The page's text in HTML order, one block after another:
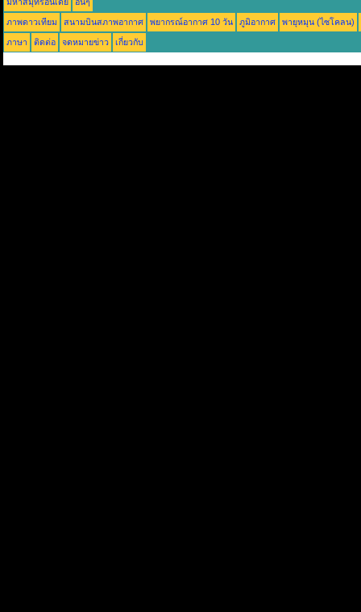
ภาพดาวเทียม สนามบินสภาพอากาศ พยากรณ์อากาศ 10 วัน ภูมิอากาศ พายุหมุน (ไซโคลน)
ภาษา ติดต่อ จดหมายข่าว เกี่ยวกับ